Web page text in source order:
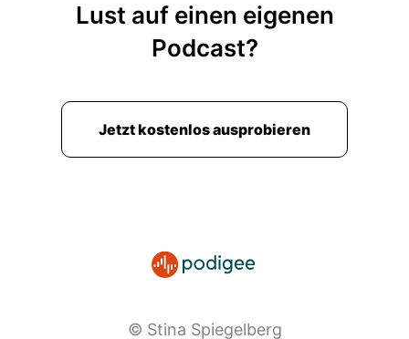
Lust auf einen eigenen
Podcast?
Jetzt kostenlos ausprobieren
© Stina Spiegelberg